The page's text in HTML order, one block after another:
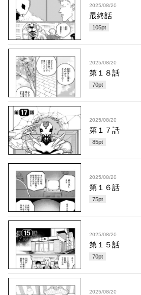
2025/08/20
最終話
105pt
2025/08/20
第１８話
70pt
2025/08/20
第１７話
85pt
2025/08/20
第１６話
75pt
2025/08/20
第１５話
70pt
2025/08/20